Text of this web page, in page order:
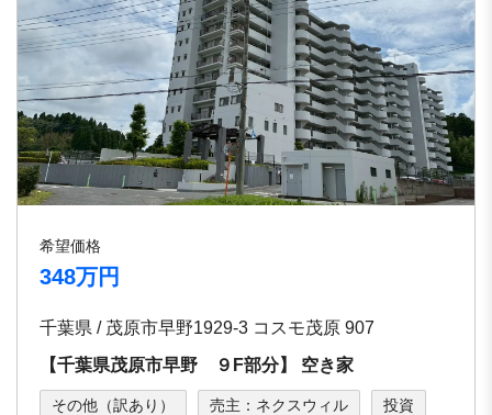
希望価格
348万円
千葉県 / 茂原市早野1929-3 コスモ茂原 907
【千葉県茂原市早野 ９F部分】 空き家
その他（訳あり） 売主：ネクスウィル 投資